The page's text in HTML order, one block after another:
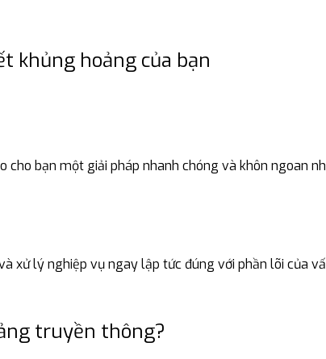
khủng hoảng của bạn
bạn một giải pháp nhanh chóng và khôn ngoan
xử lý nghiệp vụ ngay lập tức đúng với phần lõi của
truyền thông?